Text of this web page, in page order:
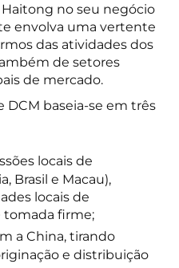
no seu negócio
envolva uma vertente
das atividades dos
de setores
de mercado.
DCM baseia-se em três
locais de
Brasil e Macau),
locais de
tomada firme;
a China, tirando
e distribuição